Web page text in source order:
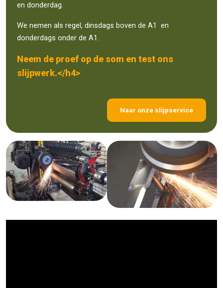
en donderdag.
We nemen als regel, dinsdags boven de A1 en
donderdags onder de A1.
Neem de proef op de som en test ons
slijpwerk.</h4>
Naar onze slijpservice